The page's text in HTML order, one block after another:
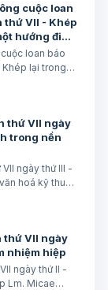
cuộc loan
thứ VII - Khép
hướng đi
Việt Nam
loan báo
Khép lại trong
thứ VII ngày
trong nền
ngày thứ III -
hoá kỹ thuật
thứ VII ngày
nhiệm hiệp
ngày thứ II -
Lm. Micae